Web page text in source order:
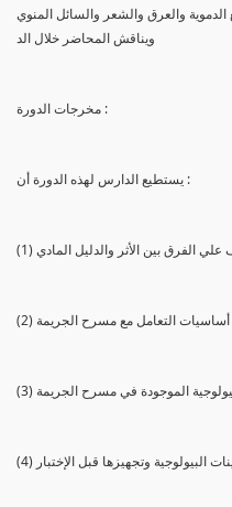
والعرق والشعر والسائل المنوي
ويناقش المحاضر خلال الد
مخرجات الدورة :
يستطيع الدارس لهذه الدورة أن :
علي الفرق بين الأثر والدليل المادي
أساسيات التعامل مع مسرح الجريمة
الموجودة في مسرح الجريمة
البيولوجية وتجهيزها قبل الإختبار